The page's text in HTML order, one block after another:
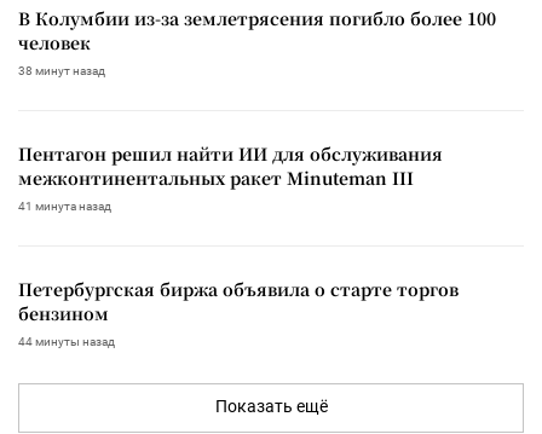
В Колумбии из-за землетрясения погибло более 100
человек
38 минут назад
Пентагон решил найти ИИ для обслуживания
межконтинентальных ракет Minuteman III
41 минута назад
Петербургская биржа объявила о старте торгов
бензином
44 минуты назад
Показать ещё